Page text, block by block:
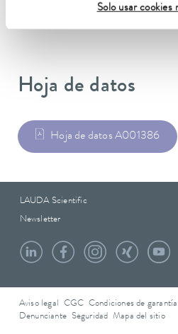
Solo usar cookies
Hoja de datos
Hoja de datos A001386
LAUDA Scientific
Newsletter
Aviso legal CGC Condiciones de garantía
Denunciante Seguridad Mapa del sitio